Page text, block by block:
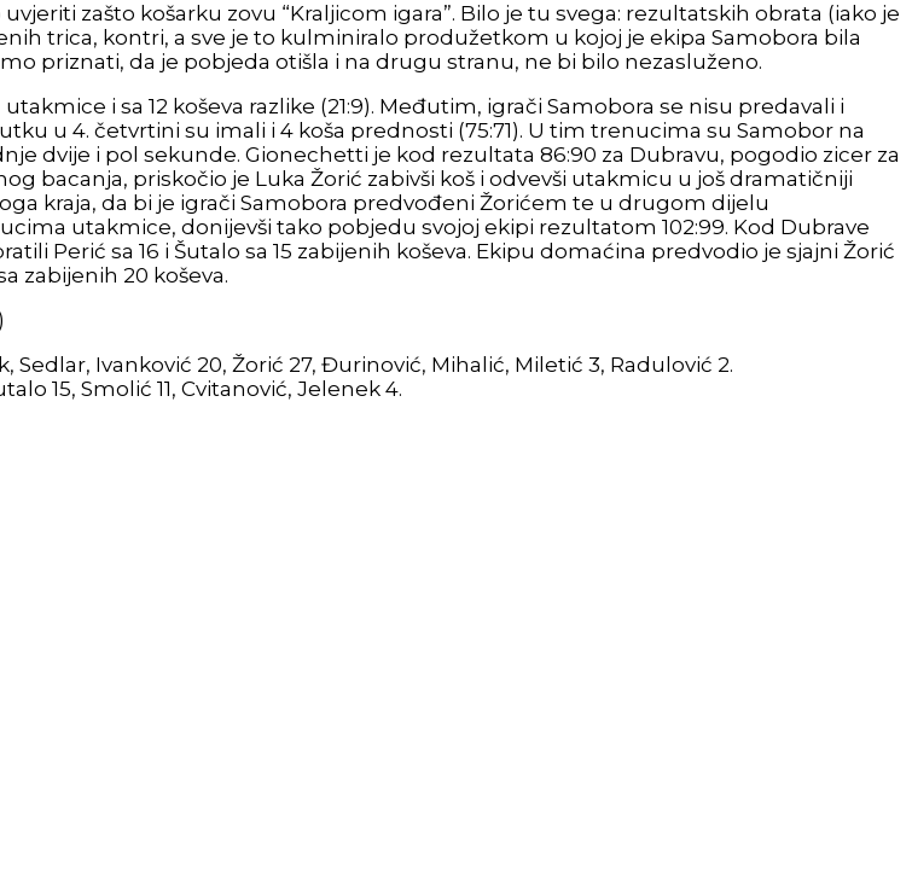
zašto košarku zovu “Kraljicom igara”. Bilo je tu svega: rezultatskih obrata (iako je
trica, kontri, a sve je to kulminiralo produžetkom u kojoj je ekipa Samobora bila
priznati, da je pobjeda otišla i na drugu stranu, ne bi bilo nezasluženo.
i sa 12 koševa razlike (21:9). Međutim, igrači Samobora se nisu predavali i
u 4. četvrtini su imali i 4 koša prednosti (75:71). U tim trenucima su Samobor na
dvije i pol sekunde. Gionechetti je kod rezultata 86:90 za Dubravu, pogodio zicer za
bacanja, priskočio je Luka Žorić zabivši koš i odvevši utakmicu u još dramatičniji
kraja, da bi je igrači Samobora predvođeni Žorićem te u drugom dijelu
utakmice, donijevši tako pobjedu svojoj ekipi rezultatom 102:99. Kod Dubrave
Perić sa 16 i Šutalo sa 15 zabijenih koševa. Ekipu domaćina predvodio je sjajni Žorić
zabijenih 20 koševa.
Sedlar, Ivanković 20, Žorić 27, Đurinović, Mihalić, Miletić 3, Radulović 2.
15, Smolić 11, Cvitanović, Jelenek 4.